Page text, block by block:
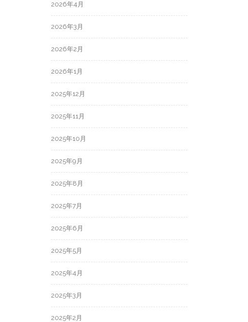
2026年4月
2026年3月
2026年2月
2026年1月
2025年12月
2025年11月
2025年10月
2025年9月
2025年8月
2025年7月
2025年6月
2025年5月
2025年4月
2025年3月
2025年2月